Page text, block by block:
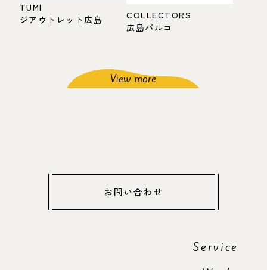
TUMI
ジアウトレット広島
COLLECTORS
広島パルコ
View more
お問い合わせ
Service